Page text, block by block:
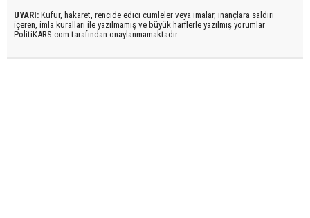
UYARI: Küfür, hakaret, rencide edici cümleler veya imalar, inançlara saldırı
içeren, imla kuralları ile yazılmamış ve büyük harflerle yazılmış yorumlar
PolitiKARS.com tarafından onaylanmamaktadır.